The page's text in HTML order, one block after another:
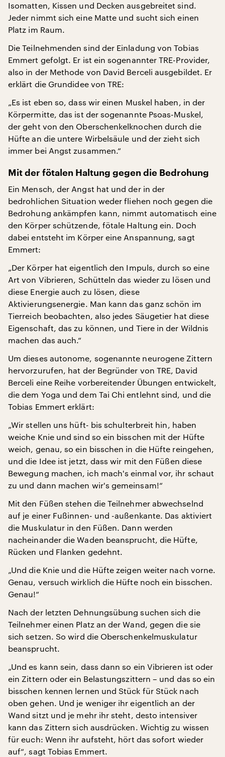
Isomatten, Kissen und Decken ausgebreitet sind.
Jeder nimmt sich eine Matte und sucht sich einen
Platz im Raum.
Die Teilnehmenden sind der Einladung von Tobias
Emmert gefolgt. Er ist ein sogenannter TRE-Provider,
also in der Methode von David Berceli ausgebildet. Er
erklärt die Grundidee von TRE:
„Es ist eben so, dass wir einen Muskel haben, in der
Körpermitte, das ist der sogenannte Psoas-Muskel,
der geht von den Oberschenkelknochen durch die
Hüfte an die untere Wirbelsäule und der zieht sich
immer bei Angst zusammen.“
Mit der fötalen Haltung gegen die Bedrohung
Ein Mensch, der Angst hat und der in der
bedrohlichen Situation weder fliehen noch gegen die
Bedrohung ankämpfen kann, nimmt automatisch eine
den Körper schützende, fötale Haltung ein. Doch
dabei entsteht im Körper eine Anspannung, sagt
Emmert:
„Der Körper hat eigentlich den Impuls, durch so eine
Art von Vibrieren, Schütteln das wieder zu lösen und
diese Energie auch zu lösen, diese
Aktivierungsenergie. Man kann das ganz schön im
Tierreich beobachten, also jedes Säugetier hat diese
Eigenschaft, das zu können, und Tiere in der Wildnis
machen das auch.“
Um dieses autonome, sogenannte neurogene Zittern
hervorzurufen, hat der Begründer von TRE, David
Berceli eine Reihe vorbereitender Übungen entwickelt,
die dem Yoga und dem Tai Chi entlehnt sind, und die
Tobias Emmert erklärt:
„Wir stellen uns hüft- bis schulterbreit hin, haben
weiche Knie und sind so ein bisschen mit der Hüfte
weich, genau, so ein bisschen in die Hüfte reingehen,
und die Idee ist jetzt, dass wir mit den Füßen diese
Bewegung machen, ich mach's einmal vor, ihr schaut
zu und dann machen wir's gemeinsam!“
Mit den Füßen stehen die Teilnehmer abwechselnd
auf je einer Fußinnen- und -außenkante. Das aktiviert
die Muskulatur in den Füßen. Dann werden
nacheinander die Waden beansprucht, die Hüfte,
Rücken und Flanken gedehnt.
„Und die Knie und die Hüfte zeigen weiter nach vorne.
Genau, versuch wirklich die Hüfte noch ein bisschen.
Genau!“
Nach der letzten Dehnungsübung suchen sich die
Teilnehmer einen Platz an der Wand, gegen die sie
sich setzen. So wird die Oberschenkelmuskulatur
beansprucht.
„Und es kann sein, dass dann so ein Vibrieren ist oder
ein Zittern oder ein Belastungszittern – und das so ein
bisschen kennen lernen und Stück für Stück nach
oben gehen. Und je weniger ihr eigentlich an der
Wand sitzt und je mehr ihr steht, desto intensiver
kann das Zittern sich ausdrücken. Wichtig zu wissen
für euch: Wenn ihr aufsteht, hört das sofort wieder
auf“, sagt Tobias Emmert.